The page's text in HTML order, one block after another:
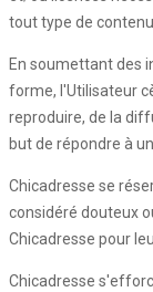
tout type de
En soumettant des
forme, l'Utilisateur
reproduire, de la
but de répondre à
Chicadresse se
considéré douteux
Chicadresse pour
Chicadresse